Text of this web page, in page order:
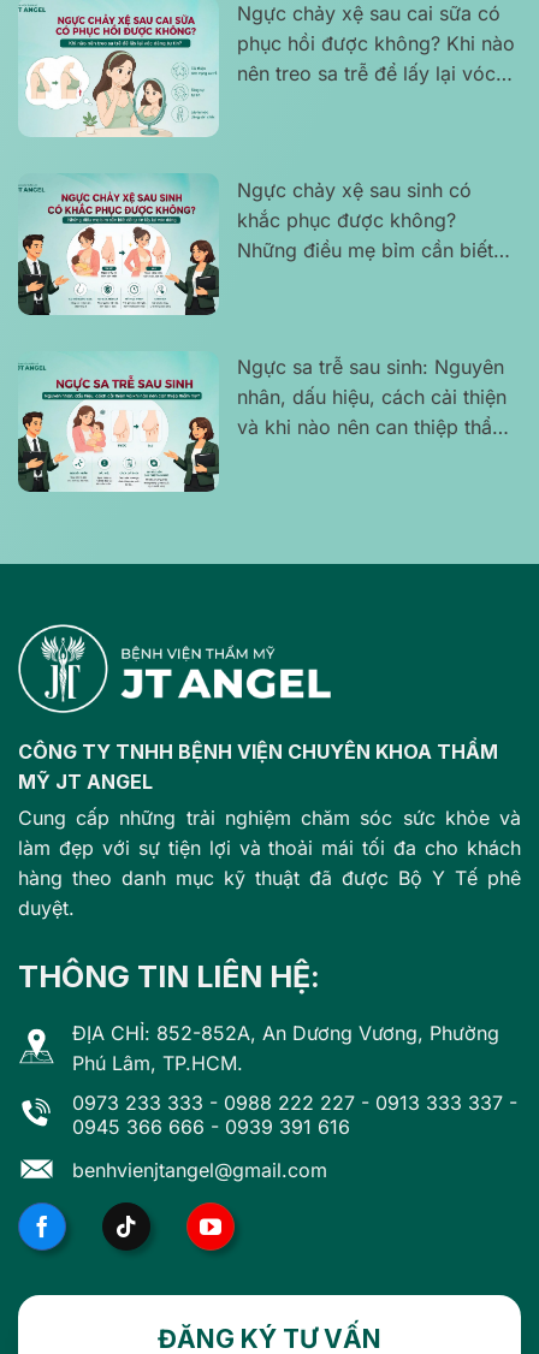
Ngực chảy xệ sau cai sữa có
phục hồi được không? Khi nào
nên treo sa trễ để lấy lại vóc
Ngực chảy xệ sau sinh có
khắc phục được không?
Những điều mẹ bỉm cần biết
Ngực sa trễ sau sinh: Nguyên
nhân, dấu hiệu, cách cải thiện
và khi nào nên can thiệp thẩm
CÔNG TY TNHH BỆNH VIỆN CHUYÊN KHOA THẨM
MỸ JT ANGEL
Cung cấp những trải nghiệm chăm sóc sức khỏe và
làm đẹp với sự tiện lợi và thoải mái tối đa cho khách
hàng theo danh mục kỹ thuật đã được Bộ Y Tế phê
duyệt.
THÔNG TIN LIÊN HỆ:
ĐỊA CHỈ: 852-852A, An Dương Vương, Phường
Phú Lâm, TP.HCM.
0973 233 333 - 0988 222 227 - 0913 333 337 -
0945 366 666 - 0939 391 616
benhvienjtangel@gmail.com
ĐĂNG KÝ TƯ VẤN